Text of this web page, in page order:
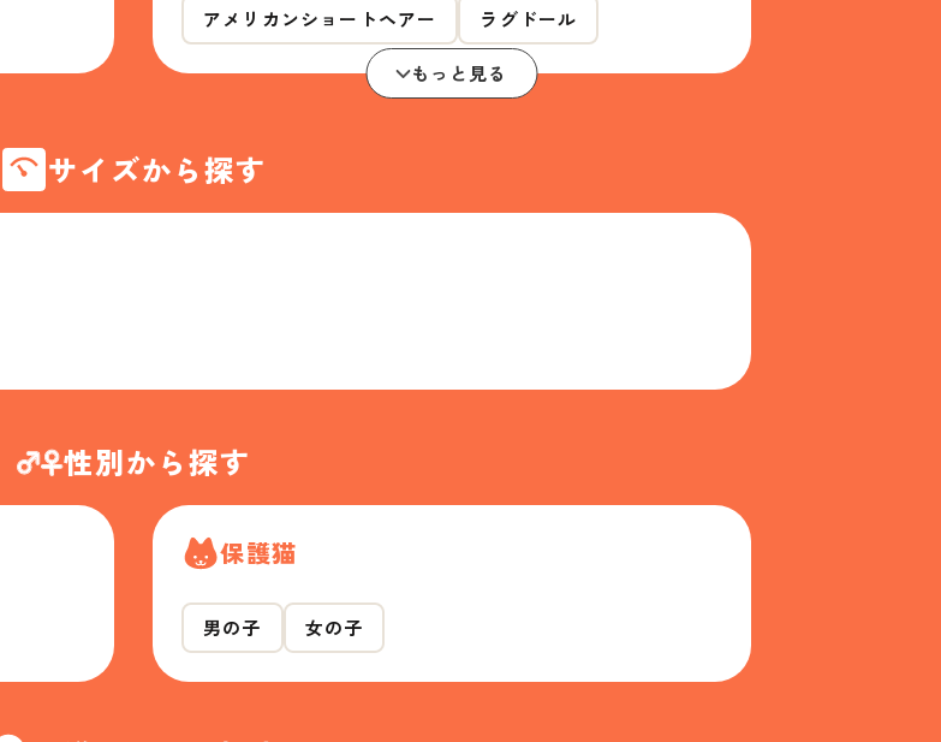
アメリカンショートヘアー
ラグドール
もっと見る
サイズから探す
性別から探す
保護猫
男の子 女の子